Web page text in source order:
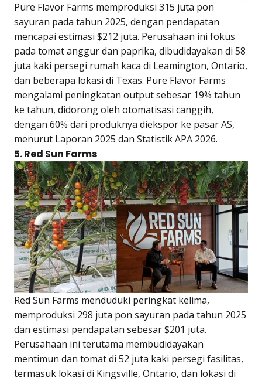
Pure Flavor Farms memproduksi 315 juta pon
sayuran pada tahun 2025, dengan pendapatan
mencapai estimasi $212 juta. Perusahaan ini fokus
pada tomat anggur dan paprika, dibudidayakan di 58
juta kaki persegi rumah kaca di Leamington, Ontario,
dan beberapa lokasi di Texas. Pure Flavor Farms
mengalami peningkatan output sebesar 19% tahun
ke tahun, didorong oleh otomatisasi canggih,
dengan 60% dari produknya diekspor ke pasar AS,
menurut Laporan 2025 dan Statistik APA 2026.
5. Red Sun Farms
Red Sun Farms menduduki peringkat kelima,
memproduksi 298 juta pon sayuran pada tahun 2025
dan estimasi pendapatan sebesar $201 juta.
Perusahaan ini terutama membudidayakan
mentimun dan tomat di 52 juta kaki persegi fasilitas,
termasuk lokasi di Kingsville, Ontario, dan lokasi di